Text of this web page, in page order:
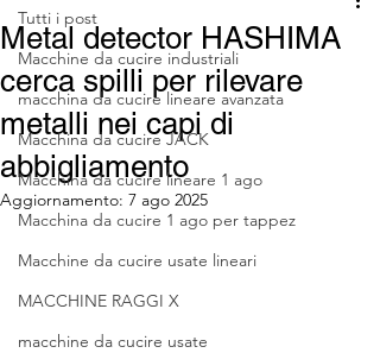
Tutti i post
Macchine da cucire industriali
macchina da cucire lineare avanzata
Macchina da cucire JACK
Macchina da cucire lineare 1 ago
Macchina da cucire 1 ago per tappez
Macchine da cucire usate lineari
MACCHINE RAGGI X
macchine da cucire usate
Metal detector HASHIMA
cerca spilli per rilevare
metalli nei capi di
abbigliamento
Aggiornamento: 7 ago 2025